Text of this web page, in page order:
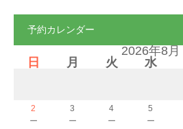
予約カレンダー
2026年8月
日
月 火 水
2
－
3
－
4
－
5
－